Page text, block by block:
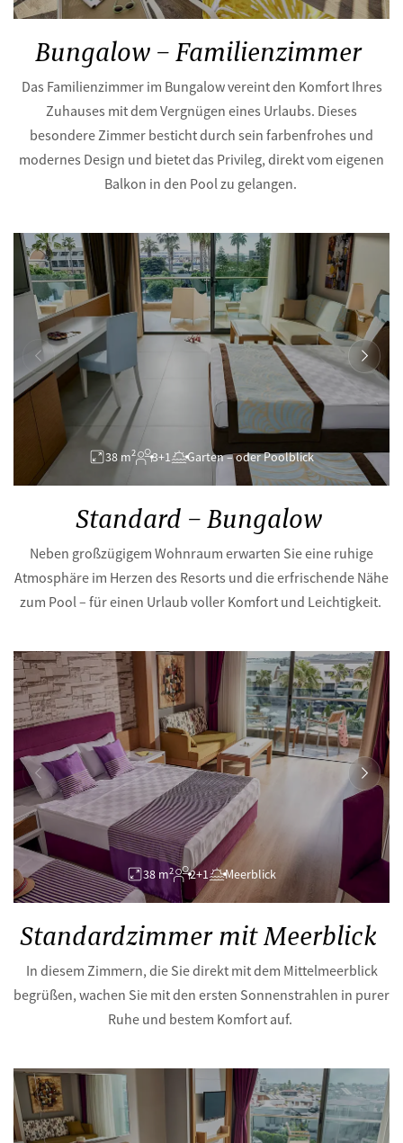
Bungalow – Familienzimmer
Das Familienzimmer im Bungalow vereint den Komfort Ihres
Zuhauses mit dem Vergnügen eines Urlaubs. Dieses
besondere Zimmer besticht durch sein farbenfrohes und
modernes Design und bietet das Privileg, direkt vom eigenen
Balkon in den Pool zu gelangen.
38 m2 3+1 Garten – oder Poolblick
Standard – Bungalow
Neben großzügigem Wohnraum erwarten Sie eine ruhige
Atmosphäre im Herzen des Resorts und die erfrischende Nähe
zum Pool – für einen Urlaub voller Komfort und Leichtigkeit.
38 m2 2+1 Meerblick
Standardzimmer mit Meerblick
In diesem Zimmern, die Sie direkt mit dem Mittelmeerblick
begrüßen, wachen Sie mit den ersten Sonnenstrahlen in purer
Ruhe und bestem Komfort auf.